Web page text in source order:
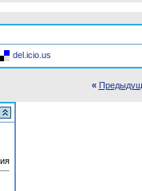
del.icio.us
«